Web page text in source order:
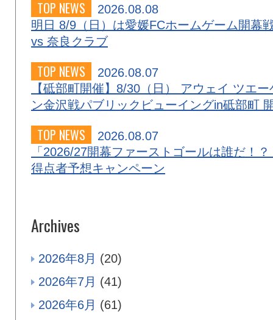
TOP NEWS
2026.08.08
明日 8/9（日）は愛媛FCホームゲーム開幕
vs 奈良クラブ
TOP NEWS
2026.08.07
【砥部町開催】8/30（日） アウェイ ツエー
ン金沢戦パブリックビューイングin砥部町
TOP NEWS
2026.08.07
「2026/27開幕ファーストゴールは誰だ！？
得点者予想キャンペーン
Archives
2026年8月 (20)
2026年7月 (41)
2026年6月 (61)